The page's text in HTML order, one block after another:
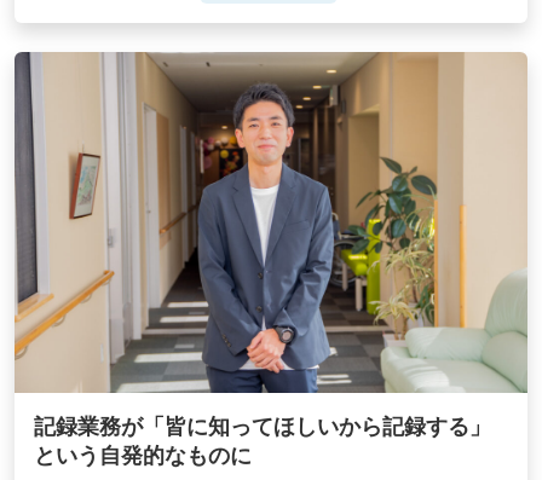
記録業務が「皆に知ってほしいから記録する」
という自発的なものに